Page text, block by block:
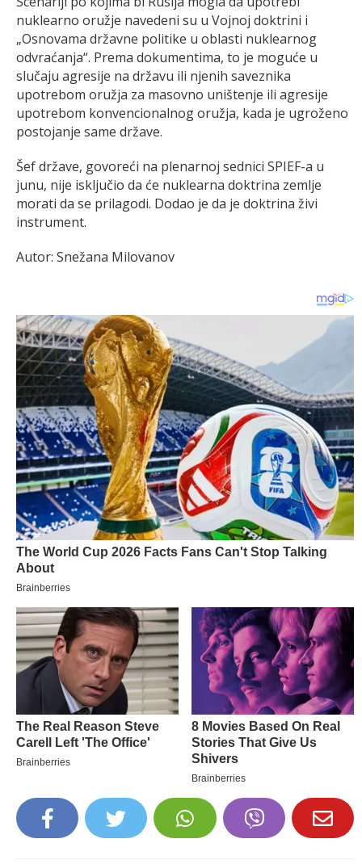
nuklearno oružje navedeni su u Vojnoj doktrini i
„Osnovama državne politike u oblasti nuklearnog
odvraćanja“. Prema dokumentima, to je moguće u
slučaju agresije na državu ili njenih saveznika
upotrebom oružja za masovno uništenje ili agresije
upotrebom konvencionalnog oružja, kada je ugroženo
postojanje same države.
Šef države, govoreći na plenarnoj sednici SPIEF-a u
junu, nije isključio da će nuklearna doktrina zemlje
morati da se prilagodi. Dodao je da je doktrina živi
instrument.
Autor: Snežana Milovanov